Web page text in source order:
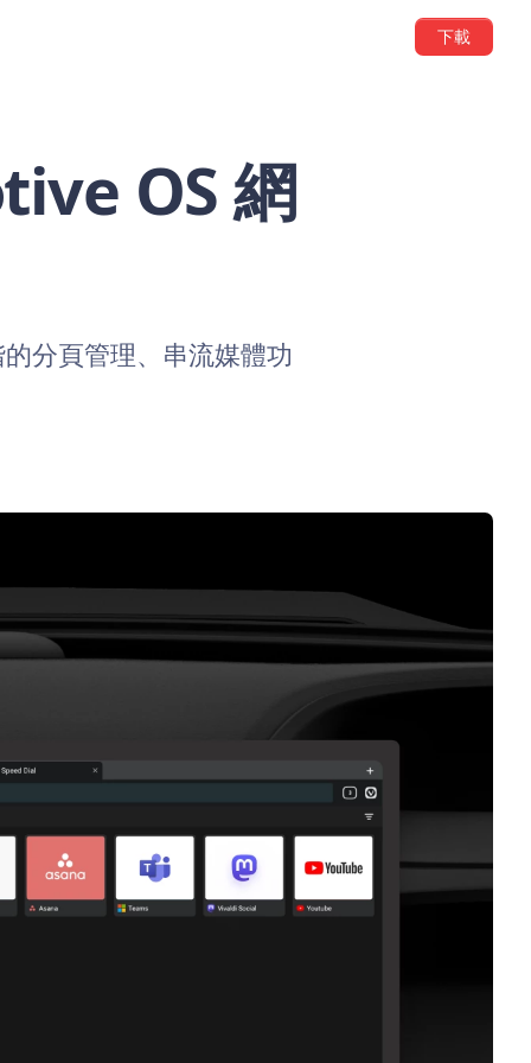
下載
OS 網
分頁管理、串流媒體功